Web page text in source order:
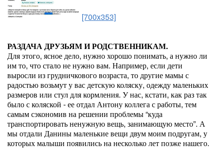
[700x353]
РАЗДАЧА ДРУЗЬЯМ И РОДСТВЕННИКАМ.
Для этого, ясное дело, нужно хорошо понимать, а нужно ли
им то, что стало не нужно вам. Например, если дети
выросли из грудничкового возраста, то другие мамы с
радостью возьмут у вас детскую коляску, одежду маленьких
размеров или стул для кормления. У нас, кстати, как раз так
было с коляской - ее отдал Антону коллега с работы, тем
самым сэкономив на решении проблемы “куда
транспортировать ненужную вещь, занимающую место”. А
мы отдали Данины маленькие вещи двум моим подругам, у
которых малыши появились на несколько лет позже нашего.